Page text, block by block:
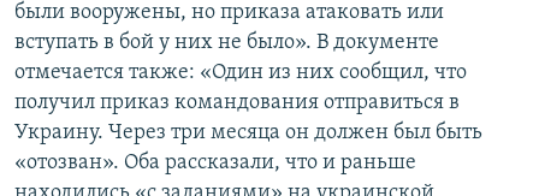
были вооружены, но приказа атаковать или
вступать в бой у них не было». В документе
отмечается также: «Один из них сообщил, что
получил приказ командования отправиться в
Украину. Через три месяца он должен был быть
«отозван». Оба рассказали, что и раньше